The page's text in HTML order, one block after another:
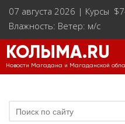
07 августа 2026 | Курсы
Влажность: Ветер: м/с
КОЛЫМА.RU
Новости Магадана и Магаданской